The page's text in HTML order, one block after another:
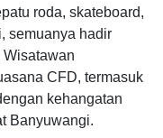
roda, skateboard,
semuanya hadir
Wisatawan
CFD, termasuk
kehangatan
Banyuwangi.